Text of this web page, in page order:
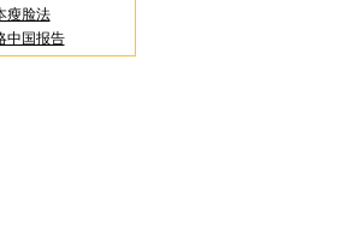
瘦脸法
中国报告